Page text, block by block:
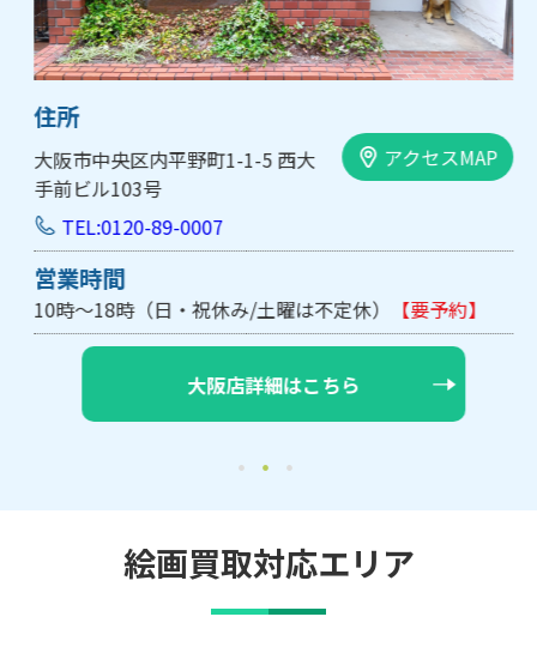
住所
大阪市中央区内平野町1-1-5 西大
手前ビル103号
アクセスMAP
TEL:0120-89-0007
営業時間
10時～18時（日・祝休み/土曜は不定休） 【要予約】
大阪店詳細はこちら
絵画買取対応エリア